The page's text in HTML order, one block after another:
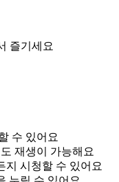
수 있어요
재생이 가능해요
지 시청할 수 있어요